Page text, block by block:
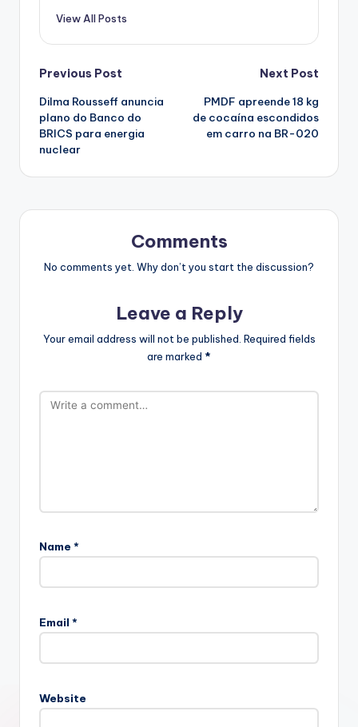
View All Posts
Post
navigation
Previous Post
Dilma Rousseff anuncia
plano do Banco do
BRICS para energia
nuclear
Next Post
PMDF apreende 18 kg
de cocaína escondidos
em carro na BR-020
Comments
No comments yet. Why don’t you start the discussion?
Leave a Reply
Your email address will not be published. Required fields
are marked *
Name *
Email *
Website